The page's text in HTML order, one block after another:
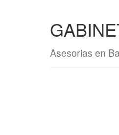
Asesorias en